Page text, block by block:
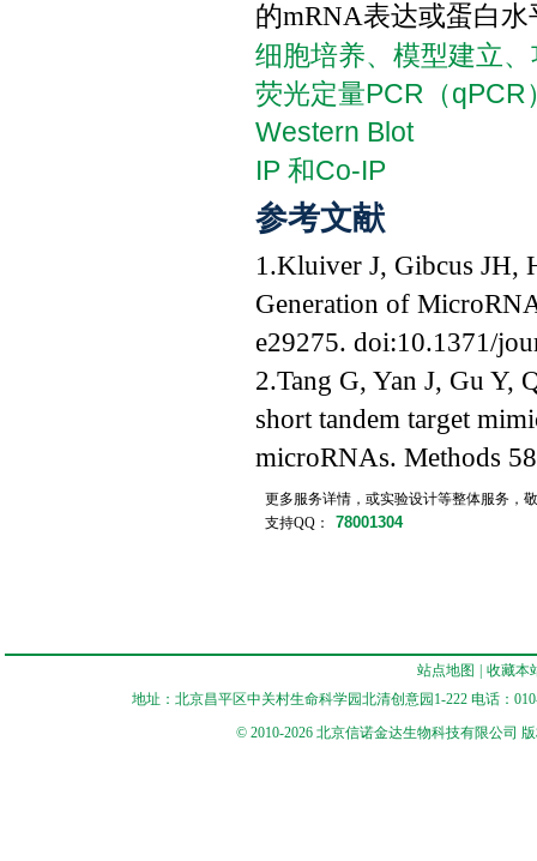
的mRNA表达或蛋白
细胞培养、模型建立
荧光定量PCR（qPCR
Western Blot
IP 和Co-IP
参考文献
1.Kluiver J, Gibcus JH,
Generation of
e29275. doi:10.1371/
2.Tang G, Yan J, Gu Y,
short tandem target
microRNAs. Methods
更多服务详情，或实验设计等整体服务，
支持QQ：
78001304
站点地图
收藏本
地址：北京昌平区中关村生命科学园北清创意园1-222 电话：
© 2010-2026 北京信诺金达生物科技有限公司